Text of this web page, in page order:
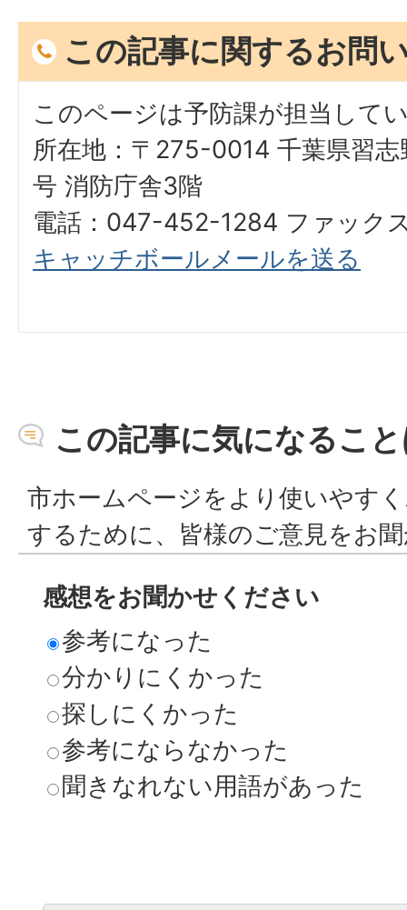
この記事に関するお問
このページは予防課が担当して
所在地：〒275-0014 千葉県習
号 消防庁舎3階
電話：047-452-1284 ファック
キャッチボールメールを送る
この記事に気になるこ
市ホームページをより使いやす
するために、皆様のご意見をお
感想をお聞かせください
参考になった
分かりにくかった
探しにくかった
参考にならなかった
聞きなれない用語があった